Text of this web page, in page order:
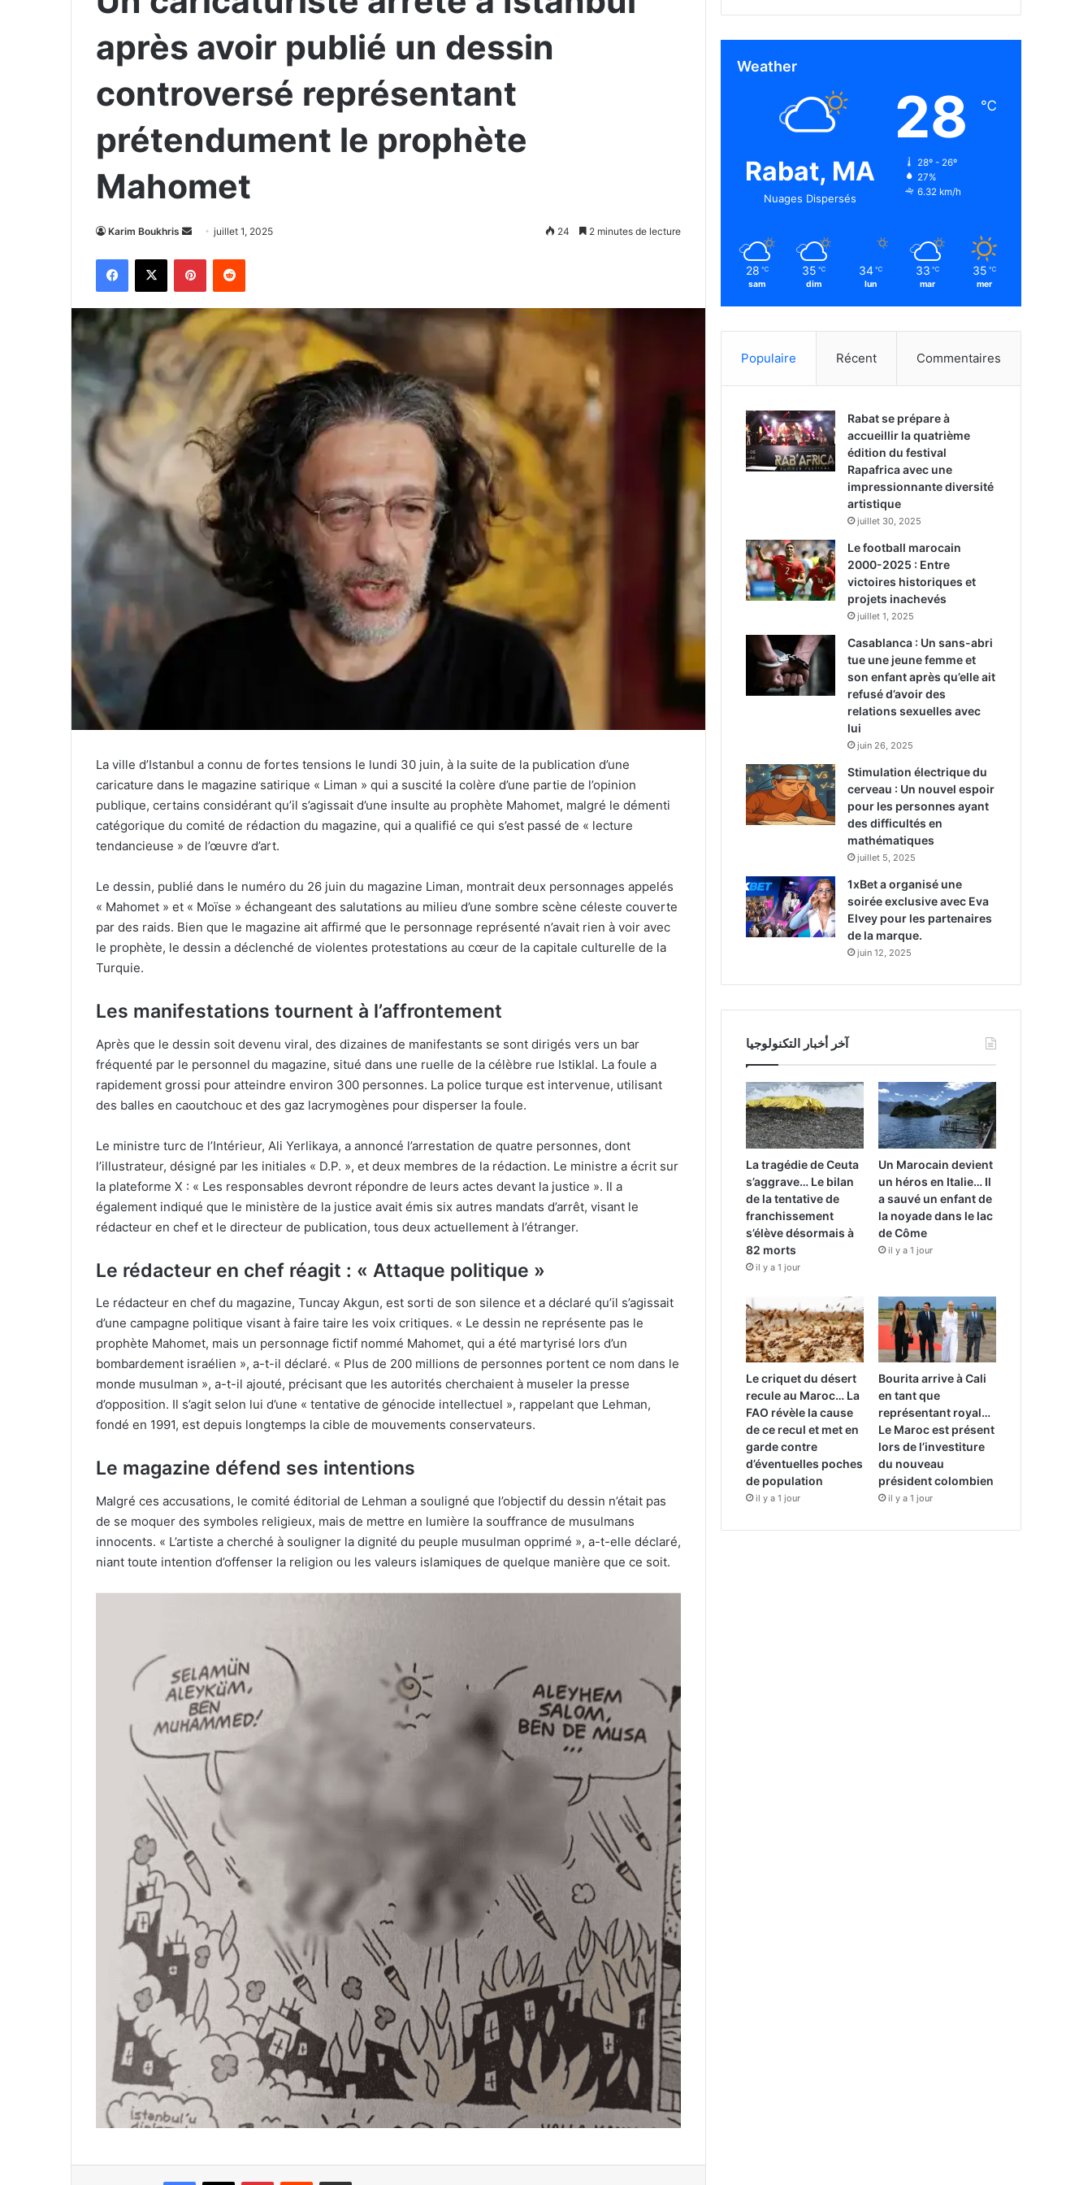
après avoir publié un dessin
controversé représentant
prétendument le prophète
Mahomet
Karim Boukhris
Envoyer
courriel
juillet 1, 2025 24 2 minutes de lecture
Facebook
X PinterestReddit
La ville d’Istanbul a connu de fortes tensions le lundi 30 juin, à la suite de la publication d’une
caricature dans le magazine satirique « Liman » qui a suscité la colère d’une partie de l’opinion
publique, certains considérant qu’il s’agissait d’une insulte au prophète Mahomet, malgré le démenti
catégorique du comité de rédaction du magazine, qui a qualifié ce qui s’est passé de « lecture
tendancieuse » de l’œuvre d’art.
Le dessin, publié dans le numéro du 26 juin du magazine Liman, montrait deux personnages appelés
« Mahomet » et « Moïse » échangeant des salutations au milieu d’une sombre scène céleste couverte
par des raids. Bien que le magazine ait affirmé que le personnage représenté n’avait rien à voir avec
le prophète, le dessin a déclenché de violentes protestations au cœur de la capitale culturelle de la
Turquie.
Les manifestations tournent à l’affrontement
Après que le dessin soit devenu viral, des dizaines de manifestants se sont dirigés vers un bar
fréquenté par le personnel du magazine, situé dans une ruelle de la célèbre rue Istiklal. La foule a
rapidement grossi pour atteindre environ 300 personnes. La police turque est intervenue, utilisant
des balles en caoutchouc et des gaz lacrymogènes pour disperser la foule.
Le ministre turc de l’Intérieur, Ali Yerlikaya, a annoncé l’arrestation de quatre personnes, dont
l’illustrateur, désigné par les initiales « D.P. », et deux membres de la rédaction. Le ministre a écrit sur
la plateforme X : « Les responsables devront répondre de leurs actes devant la justice ». Il a
également indiqué que le ministère de la justice avait émis six autres mandats d’arrêt, visant le
rédacteur en chef et le directeur de publication, tous deux actuellement à l’étranger.
Le rédacteur en chef réagit : « Attaque politique »
Le rédacteur en chef du magazine, Tuncay Akgun, est sorti de son silence et a déclaré qu’il s’agissait
d’une campagne politique visant à faire taire les voix critiques. « Le dessin ne représente pas le
prophète Mahomet, mais un personnage fictif nommé Mahomet, qui a été martyrisé lors d’un
bombardement israélien », a-t-il déclaré. « Plus de 200 millions de personnes portent ce nom dans le
monde musulman », a-t-il ajouté, précisant que les autorités cherchaient à museler la presse
d’opposition. Il s’agit selon lui d’une « tentative de génocide intellectuel », rappelant que Lehman,
fondé en 1991, est depuis longtemps la cible de mouvements conservateurs.
Le magazine défend ses intentions
Malgré ces accusations, le comité éditorial de Lehman a souligné que l’objectif du dessin n’était pas
de se moquer des symboles religieux, mais de mettre en lumière la souffrance de musulmans
innocents. « L’artiste a cherché à souligner la dignité du peuple musulman opprimé », a-t-elle déclaré,
niant toute intention d’offenser la religion ou les valeurs islamiques de quelque manière que ce soit.
Facebook
X PinterestReddit Partager par email
Weather
Rabat, MA
Nuages Dispersés
28 ℃
28º - 26º
27%
6.32 km/h
28 ℃
sam
35 ℃
dim
34 ℃
lun
33 ℃
mar
35 ℃
mer
Populaire Récent Commentaires
Rabat se prépare à
accueillir la quatrième
édition du festival
Rapafrica avec une
impressionnante diversité
artistique
juillet 30, 2025
Le football marocain
2000-2025 : Entre
victoires historiques et
projets inachevés
juillet 1, 2025
Casablanca : Un sans-abri
tue une jeune femme et
son enfant après qu’elle ait
refusé d’avoir des
relations sexuelles avec
lui
juin 26, 2025
Stimulation électrique du
cerveau : Un nouvel espoir
pour les personnes ayant
des difficultés en
mathématiques
juillet 5, 2025
1xBet a organisé une
soirée exclusive avec Eva
Elvey pour les partenaires
de la marque.
juin 12, 2025
آخر أخبار التكنولوجيا
La tragédie de Ceuta
s’aggrave… Le bilan
de la tentative de
franchissement
s’élève désormais à
82 morts
il y a 1 jour
Un Marocain devient
un héros en Italie… Il
a sauvé un enfant de
la noyade dans le lac
de Côme
il y a 1 jour
Le criquet du désert
recule au Maroc… La
FAO révèle la cause
de ce recul et met en
garde contre
d’éventuelles poches
de population
il y a 1 jour
Bourita arrive à Cali
en tant que
représentant royal…
Le Maroc est présent
lors de l’investiture
du nouveau
président colombien
il y a 1 jour